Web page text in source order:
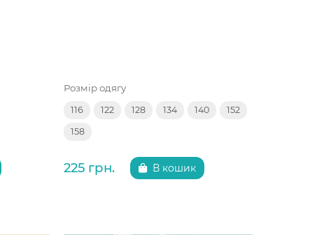
Розмір одягу
116 122 128 134 140 152
158
225 грн. В кошик